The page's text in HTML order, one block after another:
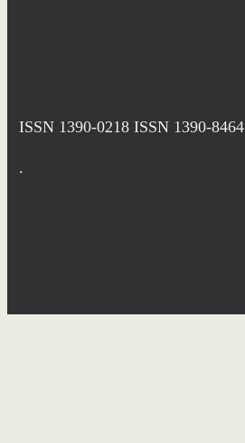
ISSN 1390-0218 ISSN 1390-8464
.